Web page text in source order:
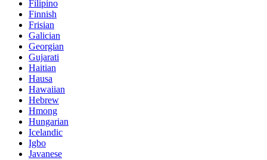
Filipino
Finnish
Frisian
Galician
Georgian
Gujarati
Haitian
Hausa
Hawaiian
Hebrew
Hmong
Hungarian
Icelandic
Igbo
Javanese